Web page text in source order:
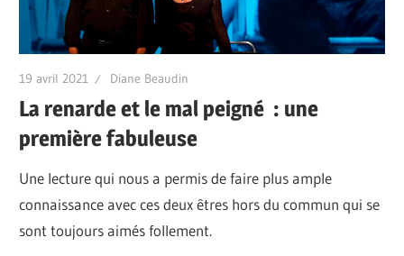
19 avril 2021 Diane Beaudin
La renarde et le mal peigné : une
première fabuleuse
Une lecture qui nous a permis de faire plus ample
connaissance avec ces deux êtres hors du commun qui se
sont toujours aimés follement.